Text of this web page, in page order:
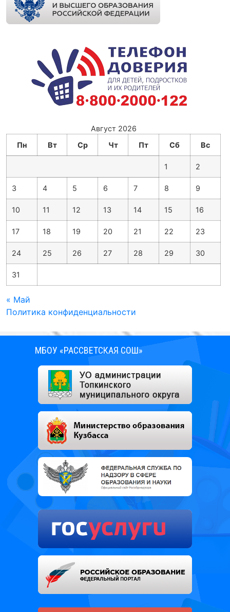
Август 2026
Пн
Вт Ср Чт Пт Сб Вс
1 2
3 4 5 6 7 8 9
10 11 12 13 14 15 16
17 18 19 20 21 22 23
24 25 26 27 28 29 30
31
« Май
Политика конфиденциальности
МБОУ «РАССВЕТСКАЯ СОШ»